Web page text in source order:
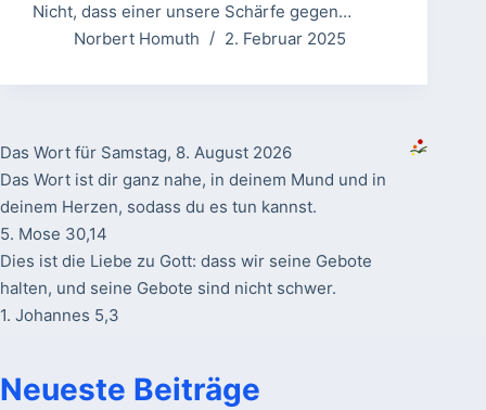
Nicht, dass einer unsere Schärfe gegen…
Norbert Homuth
2. Februar 2025
Das Wort für Samstag, 8. August 2026
Das Wort ist dir ganz nahe, in deinem Mund und in
deinem Herzen, sodass du es tun kannst.
5. Mose 30,14
Dies ist die Liebe zu Gott: dass wir seine Gebote
halten, und seine Gebote sind nicht schwer.
1. Johannes 5,3
Neueste Beiträge